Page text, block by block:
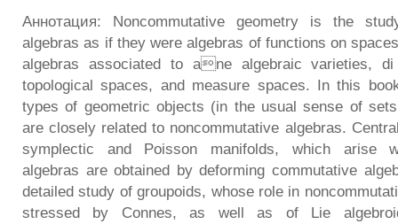
Аннотация: Noncommutative geometry is the
algebras as if they were algebras of functions on
algebras associated to ane algebraic varieties, di
topological spaces, and measure spaces. In this
types of geometric objects (in the usual sense of
are closely related to noncommutative algebras.
symplectic and Poisson manifolds, which arise
algebras are obtained by deforming commutative
detailed study of groupoids, whose role in
stressed by Connes, as well as of Lie